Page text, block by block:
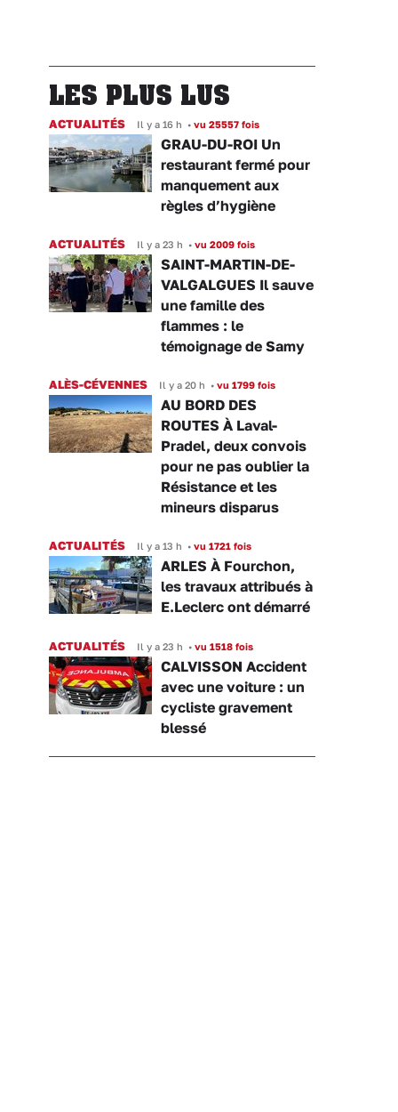
LES PLUS LUS
ACTUALITÉS Il y a 16 h • vu 25557 fois
GRAU-DU-ROI Un
restaurant fermé pour
manquement aux
règles d’hygiène
ACTUALITÉS Il y a 23 h • vu 2009 fois
SAINT-MARTIN-DE-
VALGALGUES Il sauve
une famille des
flammes : le
témoignage de Samy
ALÈS-CÉVENNES Il y a 20 h • vu 1799 fois
AU BORD DES
ROUTES À Laval-
Pradel, deux convois
pour ne pas oublier la
Résistance et les
mineurs disparus
ACTUALITÉS Il y a 13 h • vu 1721 fois
ARLES À Fourchon,
les travaux attribués à
E.Leclerc ont démarré
ACTUALITÉS Il y a 23 h • vu 1518 fois
CALVISSON Accident
avec une voiture : un
cycliste gravement
blessé